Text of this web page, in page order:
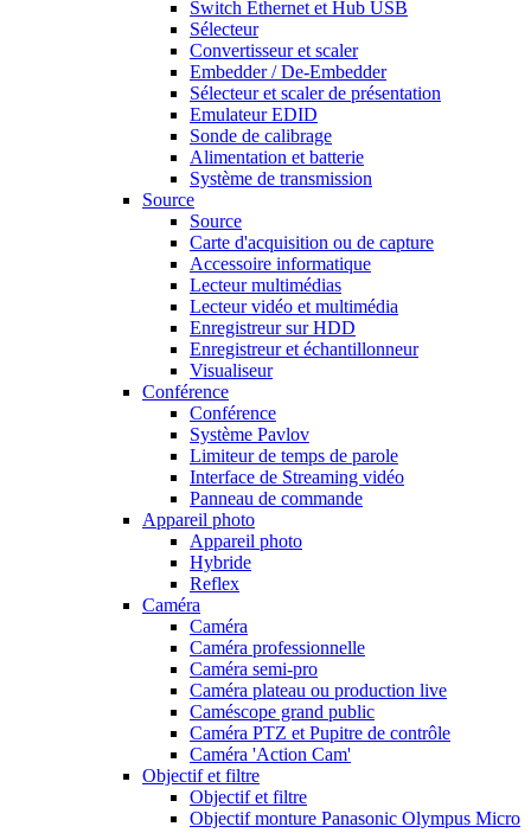
Switch Ethernet et Hub USB
Sélecteur
Convertisseur et scaler
Embedder / De-Embedder
Sélecteur et scaler de présentation
Emulateur EDID
Sonde de calibrage
Alimentation et batterie
Système de transmission
Source
Source
Carte d'acquisition ou de capture
Accessoire informatique
Lecteur multimédias
Lecteur vidéo et multimédia
Enregistreur sur HDD
Enregistreur et échantillonneur
Visualiseur
Conférence
Conférence
Système Pavlov
Limiteur de temps de parole
Interface de Streaming vidéo
Panneau de commande
Appareil photo
Appareil photo
Hybride
Reflex
Caméra
Caméra
Caméra professionnelle
Caméra semi-pro
Caméra plateau ou production live
Caméscope grand public
Caméra PTZ et Pupitre de contrôle
Caméra 'Action Cam'
Objectif et filtre
Objectif et filtre
Objectif monture Panasonic Olympus Micro